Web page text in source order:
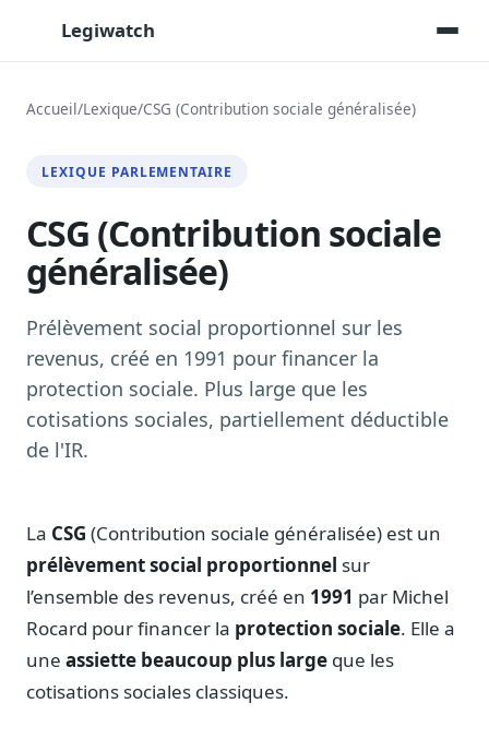
Legiwatch
Posez vos questions, réponses sourcées
Transcriptions IA
Toutes les séances AN/Sénat transcrites
Synthèses IA
Veille des matinales radio
9 interviews politiques, analysées avant 10 h
Alertes personnalisées
Par dossier, personne, mot-clé
Fiches parlementaires
Parcours, mandats, prises de position
Registre HATVP
Cartographier l'influence sur un dossier
Accueil/Lexique/CSG (Contribution sociale généralisée)
LEXIQUE PARLEMENTAIRE
CSG (Contribution sociale
généralisée)
Prélèvement social proportionnel sur les
revenus, créé en 1991 pour financer la
protection sociale. Plus large que les
cotisations sociales, partiellement déductible
de l'IR.
La CSG (Contribution sociale généralisée) est un
prélèvement social proportionnel sur
l’ensemble des revenus, créé en 1991 par Michel
Rocard pour financer la protection sociale. Elle a
une assiette beaucoup plus large que les
cotisations sociales classiques.